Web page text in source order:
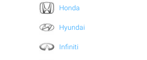
Honda
Hyundai
Infiniti